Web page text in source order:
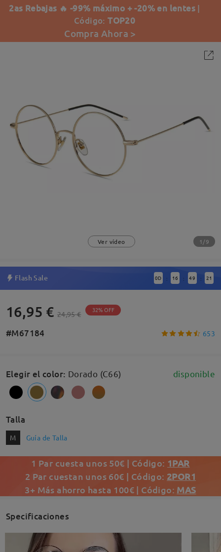
2as Rebajas 🔥 -99% máximo + -20% en lentes |
Código:TOP20
Compra Ahora >
Ver vídeo 1/9
Flash Sale 0D : 16 : 49 : 20
16,95 € 24,95 € 32% OFF
#M67184 653
Elegir el color: Dorado (C66) disponible
Talla
M Guía de Talla
1 Par cuesta unos 50€ | Código: 1PAR
2 Par cuestan unos 60€ | Código: 2POR1
3+ Más ahorro hasta 100€ | Código: MAS
Specificaciones